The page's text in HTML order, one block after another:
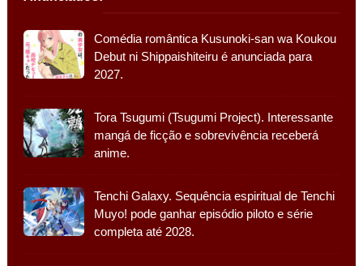
Comédia romântica Kusunoki-san wa Koukou
Debut ni Shippaishiteiru é anunciada para
2027.
Tora Tsugumi (Tsugumi Project). Interessante
mangá de ficção e sobrevivência receberá
anime.
Tenchi Galaxy. Sequência espiritual de Tenchi
Muyo! pode ganhar episódio piloto e série
completa até 2028.